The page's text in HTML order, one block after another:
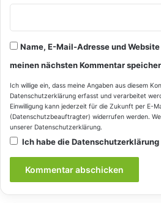
Name, E-Mail-Adresse und
meinen nächsten Kommentar
Ich willige ein, dass meine Angaben aus diesem
Datenschutzerklärung erfasst und verarbeitet
Einwilligung kann jederzeit für die Zukunft per E-
(Datenschutzbeauftragter) widerrufen werden.
unserer Datenschutzerklärung.
Ich habe dieDatenschutzerklärung